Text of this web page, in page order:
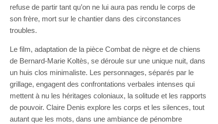
refuse de partir tant qu’on ne lui aura pas rendu le corps de
son frère, mort sur le chantier dans des circonstances
troubles.
Le film, adaptation de la pièce Combat de nègre et de chiens
de Bernard-Marie Koltès, se déroule sur une unique nuit, dans
un huis clos minimaliste. Les personnages, séparés par le
grillage, engagent des confrontations verbales intenses qui
mettent à nu les héritages coloniaux, la solitude et les rapports
de pouvoir. Claire Denis explore les corps et les silences, tout
autant que les mots, dans une ambiance de pénombre